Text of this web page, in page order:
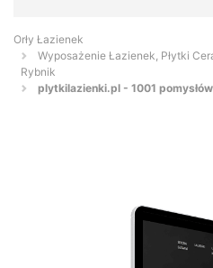
Orły Łazienek
Wyposażenie Łazienek, Płytki
Rybnik
plytkilazienki.pl - 1001 pomysłów